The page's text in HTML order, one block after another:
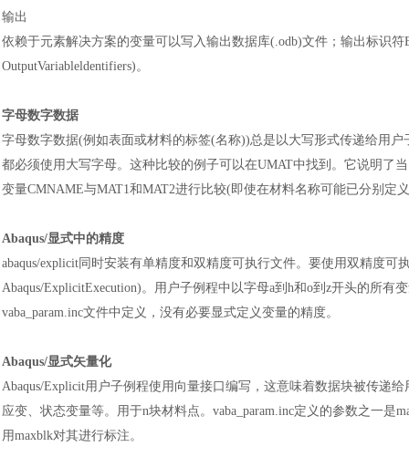
输出
依赖于元素解决方案的变量可以写入输出数据库(.odb)文件 ； 输出标识符
OutputVariableldentifiers)。
字母数字数据
字母数字数据(例如表面或材料的标签(名称))总是以大写形式传递给用
都必须使用大写字母。这种比较的例子可以在UMAT中找到。它说明了
变量CMNAME与MAT1和MAT2进行比较(即使在材料名称可能已分别定
Abaqus/显式中的精度
abaqus/explicit同时安装有单精度和双精度可执行文件。要使用双精度可
Abaqus/ExplicitExecution)。用户子例程中以字母a到h和o到z开头的所
vaba_param.inc文件中定义，没有必要显式定义变量的精度。
Abaqus/显式矢量化
Abaqus/Explicit用户子例程使用向量接口编写，这意味着数据块被传递
应变、状态变量等。用于n块材料点。vaba_param.inc定义的参数之一
用maxblk对其进行标注。